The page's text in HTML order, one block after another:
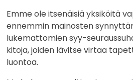
Emme ole itsenäisiä yksiköitä
ennemmin mainosten
lukemattomien syy-
kitoja, joiden lävitse virtaa
luontoa.